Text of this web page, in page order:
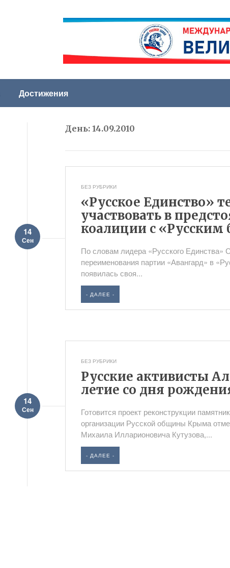
Достижения
День:14.09.2010
БЕЗ РУБРИКИ
«Русское Единство»
участвовать в
коалиции с «Русским
14
Сен
По словам лидера «Русского Единства»
переименования партии «Авангард» в
появилась своя...
- ДАЛЕЕ -
БЕЗ РУБРИКИ
Русские активисты
летие со дня
14
Сен
Готовится проект реконструкции
организации Русской общины Крыма
Михаила Илларионовича Кутузова,...
- ДАЛЕЕ -